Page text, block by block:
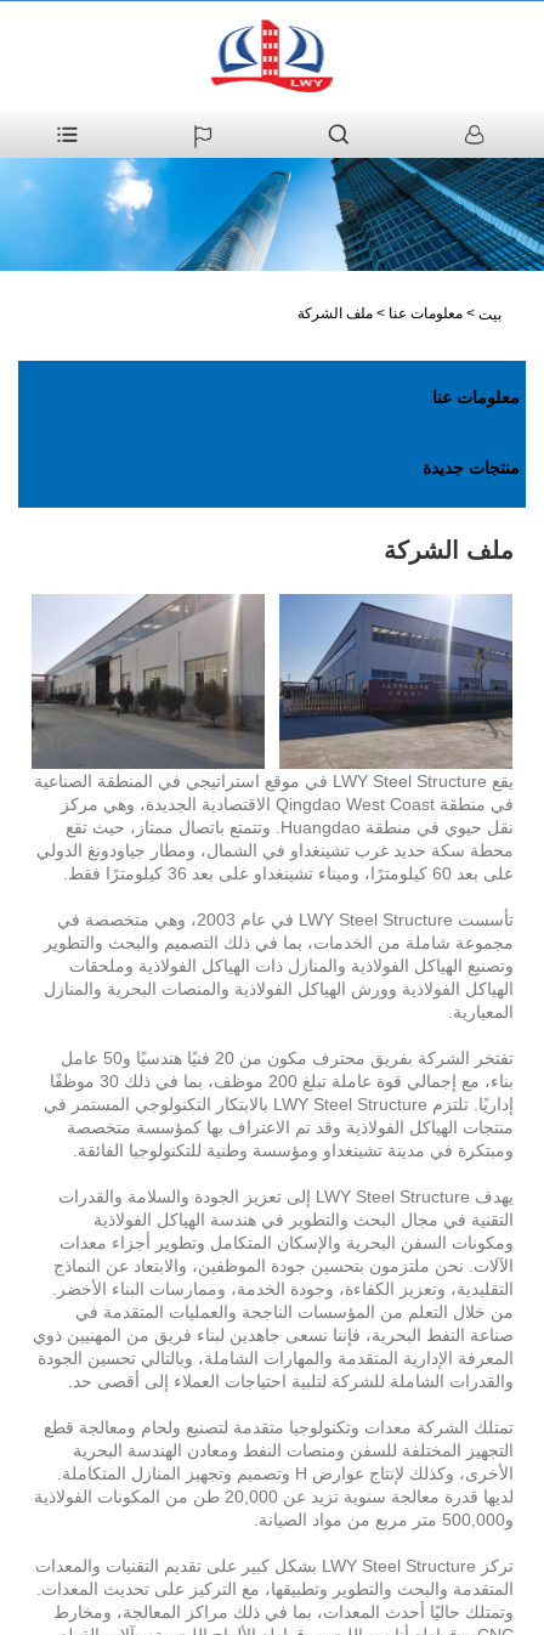
بيت > معلومات عنا > ملف الشركة
معلومات عنا
منتجات جديدة
ملف الشركة
يقع LWY Steel Structure في موقع استراتيجي في المنطقة الصناعية
في منطقة Qingdao West Coast الاقتصادية الجديدة، وهي مركز
نقل حيوي في منطقة Huangdao. وتتمتع باتصال ممتاز، حيث تقع
محطة سكة حديد غرب تشينغداو في الشمال، ومطار جياودونغ الدولي
على بعد 60 كيلومترًا، وميناء تشينغداو على بعد 36 كيلومترًا فقط.
تأسست LWY Steel Structure في عام 2003، وهي متخصصة في
مجموعة شاملة من الخدمات، بما في ذلك التصميم والبحث والتطوير
وتصنيع الهياكل الفولاذية والمنازل ذات الهياكل الفولاذية وملحقات
الهياكل الفولاذية وورش الهياكل الفولاذية والمنصات البحرية والمنازل
المعيارية.
تفتخر الشركة بفريق محترف مكون من 20 فنيًا هندسيًا و50 عامل
بناء، مع إجمالي قوة عاملة تبلغ 200 موظف، بما في ذلك 30 موظفًا
إداريًا. تلتزم LWY Steel Structure بالابتكار التكنولوجي المستمر في
منتجات الهياكل الفولاذية وقد تم الاعتراف بها كمؤسسة متخصصة
ومبتكرة في مدينة تشينغداو ومؤسسة وطنية للتكنولوجيا الفائقة.
يهدف LWY Steel Structure إلى تعزيز الجودة والسلامة والقدرات
التقنية في مجال البحث والتطوير في هندسة الهياكل الفولاذية
ومكونات السفن البحرية والإسكان المتكامل وتطوير أجزاء معدات
الآلات. نحن ملتزمون بتحسين جودة الموظفين، والابتعاد عن النماذج
التقليدية، وتعزيز الكفاءة، وجودة الخدمة، وممارسات البناء الأخضر.
من خلال التعلم من المؤسسات الناجحة والعمليات المتقدمة في
صناعة النفط البحرية، فإننا نسعى جاهدين لبناء فريق من المهنيين ذوي
المعرفة الإدارية المتقدمة والمهارات الشاملة، وبالتالي تحسين الجودة
والقدرات الشاملة للشركة لتلبية احتياجات العملاء إلى أقصى حد.
تمتلك الشركة معدات وتكنولوجيا متقدمة لتصنيع ولحام ومعالجة قطع
التجهيز المختلفة للسفن ومنصات النفط ومعادن الهندسة البحرية
الأخرى، وكذلك لإنتاج عوارض H وتصميم وتجهيز المنازل المتكاملة.
لديها قدرة معالجة سنوية تزيد عن 20,000 طن من المكونات الفولاذية
و500,000 متر مربع من مواد الصيانة.
تركز LWY Steel Structure بشكل كبير على تقديم التقنيات والمعدات
المتقدمة والبحث والتطوير وتطبيقها، مع التركيز على تحديث المعدات.
وتمتلك حاليًا أحدث المعدات، بما في ذلك مراكز المعالجة، ومخارط